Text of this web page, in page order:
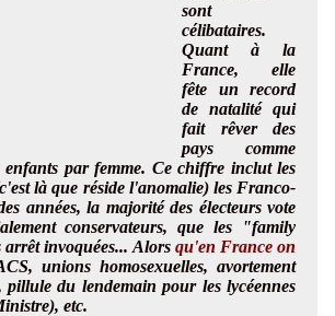
sont
célibataires.
Quant à la
France, elle
fête un record
de natalité qui
fait rêver des
pays comme
par femme. Ce chiffre inclut les
là que réside l'anomalie) les Franco-
années, la majorité des électeurs vote
conservateurs, que les "family
invoquées... Alors qu'en France on
unions homosexuelles, avortement
pillule du lendemain pour les lycéennes
etc.